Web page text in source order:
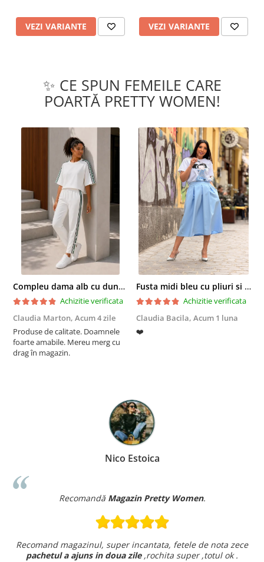
VEZI VARIANTE VEZI VARIANTE
✨ CE SPUN FEMEILE CARE
POARTĂ PRETTY WOMEN!
Compleu dama alb cu dungi laterale in nuante de verde si negru
Achizitie verificata
Claudia Marton, Acum 4 zile
Produse de calitate. Doamnele
foarte amabile. Mereu merg cu
drag în magazin.
Fusta midi bleu cu pliuri si buzunare
Achizitie verificata
Claudia Bacila, Acum 1 luna
❤️
Nico Estoica
Recomandă Magazin Pretty Women.
Recomand magazinul, super incantata, fetele de nota zece
pachetul a ajuns in doua zile,rochita super ,totul ok .